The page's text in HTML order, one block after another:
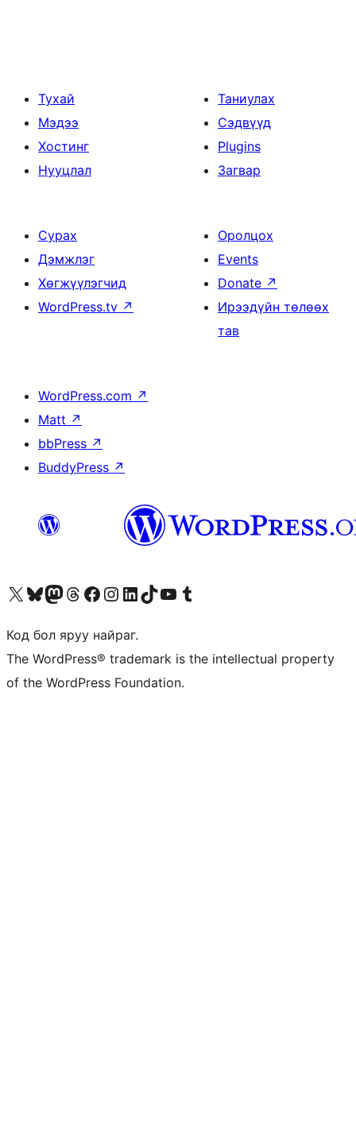
Тухай
Мэдээ
Хостинг
Нууцлал
Таниулах
Сэдвүүд
Plugins
Загвар
Сурах
Дэмжлэг
Хөгжүүлэгчид
WordPress.tv ↗
Оролцох
Events
Donate ↗
Ирээдүйн төлөөх
тав
WordPress.com ↗
Matt ↗
bbPress ↗
BuddyPress ↗
Visit our X (formerly Twitter) account
Visit our Bluesky account
Visit our Mastodon account
Visit our Threads account
Манай фэйсбүүк хуудсаар зочилно ууМанай Instagram хаягаар зочилно уу Манай LinkedIn хаягаар зочилно ууVisit our TikTok account
Манай YouTube сувгаар зочилно уу Visit our Tumblr account
Код бол яруу найраг.
The WordPress® trademark is the intellectual property
of the WordPress Foundation.